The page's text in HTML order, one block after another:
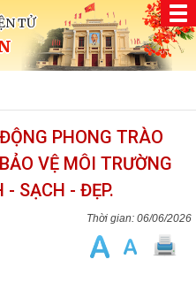
TỬ
PHONG TRÀO
VỆ MÔI TRƯỜNG
SẠCH - ĐẸP.
06/06/2026